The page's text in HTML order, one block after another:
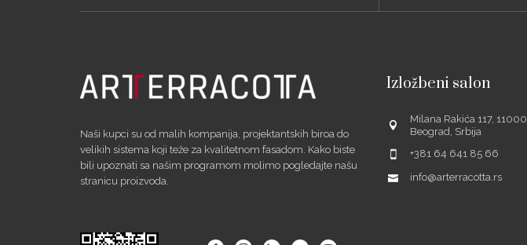
Naši kupci su od malih kompanija, projektantskih biroa do
velikih sistema koji teže za kvalitetnom fasadom. Kako biste
bili upoznati sa našim programom molimo pogledajte našu
stranicu proizvoda.
Izložbeni salon
Milana Rakića 117, 11000
Beograd, Srbija
+381 64 641 85 66
info@arterracotta.rs